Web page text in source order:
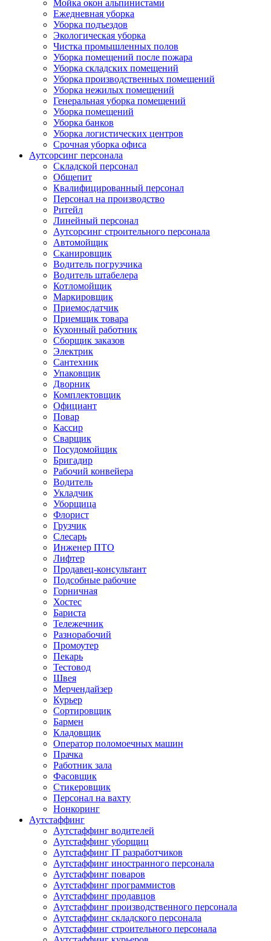
Мойка окон альпинистами
Ежедневная уборка
Уборка подъездов
Экологическая уборка
Чистка промышленных полов
Уборка помещений после пожара
Уборка складских помещений
Уборка производственных помещений
Уборка нежилых помещений
Генеральная уборка помещений
Уборка помещений
Уборка банков
Уборка логистических центров
Срочная уборка офиса
Аутсорсинг персонала
Складской персонал
Общепит
Квалифицированный персонал
Персонал на производство
Ритейл
Линейный персонал
Аутсорсинг строительного персонала
Автомойщик
Сканировщик
Водитель погрузчика
Водитель штабелера
Котломойщик
Маркировщик
Приемосдатчик
Приемщик товара
Кухонный работник
Сборщик заказов
Электрик
Сантехник
Упаковщик
Дворник
Комплектовщик
Официант
Повар
Кассир
Сварщик
Посудомойщик
Бригадир
Рабочий конвейера
Водитель
Укладчик
Уборщица
Флорист
Грузчик
Слесарь
Инженер ПТО
Лифтер
Продавец-консультант
Подсобные рабочие
Горничная
Хостес
Бариста
Тележечник
Разнорабочий
Промоутер
Пекарь
Тестовод
Швея
Мерчендайзер
Курьер
Сортировщик
Бармен
Кладовщик
Оператор поломоечных машин
Прачка
Работник зала
Фасовщик
Стикеровщик
Персонал на вахту
Нонкоринг
Аутстаффинг
Аутстаффинг водителей
Аутстаффинг уборщиц
Аутстаффинг IT разработчиков
Аутстаффинг иностранного персонала
Аутстаффинг поваров
Аутстаффинг программистов
Аутстаффинг продавцов
Аутстаффинг производственного персонала
Аутстаффинг складского персонала
Аутстаффинг строительного персонала